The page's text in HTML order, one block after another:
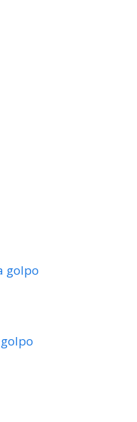
golpo